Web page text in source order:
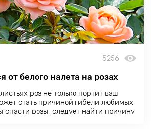
5256
от белого налета на розах
роз не только портит ваш
стать причиной гибели любимых
спасти розы, следует найти причину